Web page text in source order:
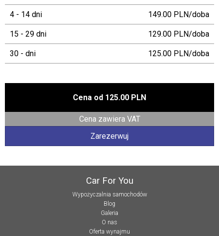
4 - 14 dni 149.00 PLN/doba
15 - 29 dni 129.00 PLN/doba
30 - dni 125.00 PLN/doba
Cena od 125.00 PLN
Cena zawiera VAT
Zarezerwuj
Car For You
Wypożyczalnia samochodów
Blog
Galeria
O nas
Oferta wynajmu